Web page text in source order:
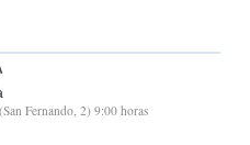
Fernando, 2) 9:00 horas